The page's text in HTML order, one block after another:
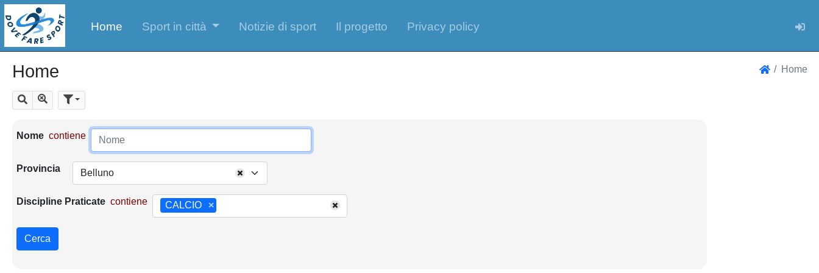
Home Sport in città Notizie di sport Il progetto Privacy policy
Home Home
Cerca Mostra tutti i risultati
Parametri di ricerca
Nome contiene
Provincia Belluno
Discipline Praticate contiene ×
CALCIO
Cerca